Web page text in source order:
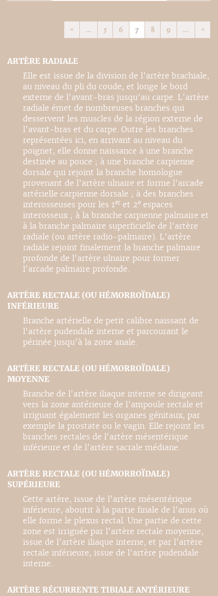
« ... 5 6 7 8 9 ... »
ARTÈRE RADIALE
Elle est issue de la division de l'artère brachiale,
au niveau du pli du coude, et longe le bord
externe de l'avant-bras jusqu'au carpe. L'artère
radiale émet de nombreuses branches qui
desservent les muscles de la région externe de
l'avant-bras et du carpe. Outre les branches
représentées ici, en arrivant au niveau du
poignet, elle donne naissance à une branche
destinée au pouce ; à une branche carpienne
dorsale qui rejoint la branche homologue
provenant de l'artère ulnaire et forme l'arcade
artérielle carpienne dorsale ; à des branches
interosseuses pour les 1er et 2e espaces
interosseux ; à la branche carpienne palmaire et
à la branche palmaire superficielle de l'artère
radiale (ou artère radio-palmaire). L'artère
radiale rejoint finalement la branche palmaire
profonde de l'artère ulnaire pour former
l'arcade palmaire profonde.
ARTÈRE RECTALE (OU HÉMORROÏDALE)
INFÉRIEURE
Branche artérielle de petit calibre naissant de
l'artère pudendale interne et parcourant le
périnée jusqu'à la zone anale.
ARTÈRE RECTALE (OU HÉMORROÏDALE)
MOYENNE
Branche de l'artère iliaque interne se dirigeant
vers la zone antérieure de l'ampoule rectale et
irriguant également les organes génitaux, par
exemple la prostate ou le vagin. Elle rejoint les
branches rectales de l'artère mésentérique
inférieure et de l'artère sacrale médiane.
ARTÈRE RECTALE (OU HÉMORROÏDALE)
SUPÉRIEURE
Cette artère, issue de l'artère mésentérique
inférieure, aboutit à la partie finale de l'anus où
elle forme le plexus rectal. Une partie de cette
zone est irriguée par l'artère rectale moyenne,
issue de l'artère iliaque interne, et par l'artère
rectale inférieure, issue de l'artère pudendale
interne.
ARTÈRE RÉCURRENTE TIBIALE ANTÉRIEURE